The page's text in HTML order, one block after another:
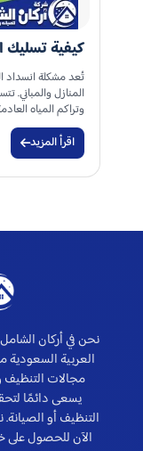
كيفية
تُعد مشكلة انسداد
المنازل والمباني.
وتراكم المياه
اقرأ المزيد
نحن في أركان
مجالات التنظيف
يسعى دائمًا
التنظيف أو
الآن للحصول على